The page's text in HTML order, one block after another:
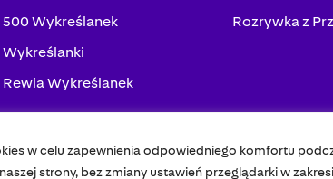
w celu zapewnienia odpowiedniego komfortu
strony, bez zmiany ustawień przeglądarki w
500 Wykreślanek
Wykreślanki
Rewia Wykreślanek
Rozrywka z